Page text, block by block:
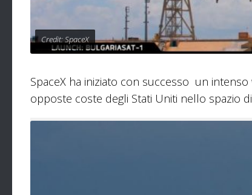
Credit: SpaceX
SpaceX ha iniziato con successo un
opposte coste degli Stati Uniti nello spazio